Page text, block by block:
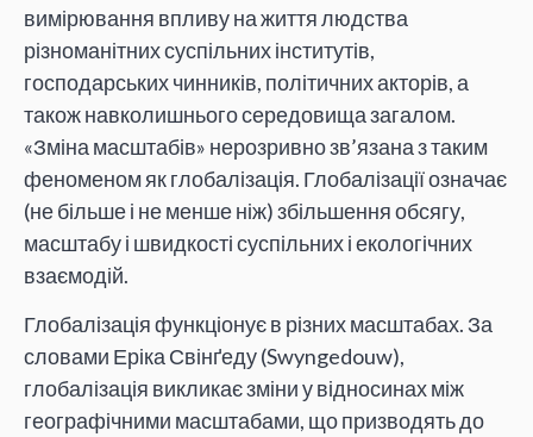
вимірювання впливу на життя людства
різноманітних суспільних інститутів,
господарських чинників, політичних акторів, а
також навколишнього середовища загалом.
«Зміна масштабів» нерозривно зв’язана з таким
феноменом як глобалізація. Глобалізації означає
(не більше і не менше ніж) збільшення обсягу,
масштабу і швидкості суспільних і екологічних
взаємодій.
Глобалізація функціонує в різних масштабах. За
словами Еріка Свінґеду (Swyngedouw),
глобалізація викликає зміни у відносинах між
географічними масштабами, що призводять до